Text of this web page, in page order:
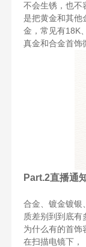
不会生锈，也不
是把黄金和其他
金，常见有18K
真金和合金首饰
Part.2直播通
合金、镀金镀
质差别到到底有
为什么有的首饰
在扫描电镜下，